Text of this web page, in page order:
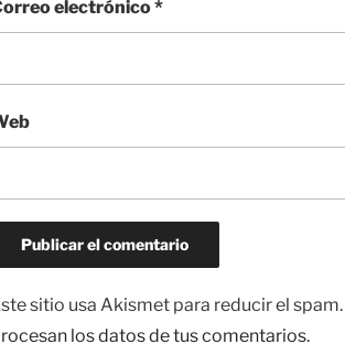
electrónico*
sitio usa Akismet para reducir el spam.
los datos de tus comentarios.